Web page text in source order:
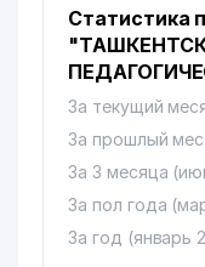
Статистика
За текущий
За прошлый
За 3 месяца
За пол года
За год (январь